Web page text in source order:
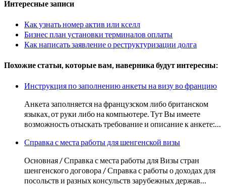
Интересные записи
Как узнать номер актив или кселл
Бизнес план установки терминалов оплаты
Как написать заявление о реструктуризации долга
Похожие статьи, которые вам, наверника будут интересны:
Инструкция по заполнению анкеты на визу во францию
Анкета заполняется на французском либо британском
языках, от руки либо на компьютере. Тут Вы имеете
возможность отыскать требование и описание к анкете:…
Справка с места работы для шенгенской визы
Основная / Справка с места работы для Визы стран
шенгенского договора / Справка с работы о доходах для
посольств и разных консульств зарубежных держав…